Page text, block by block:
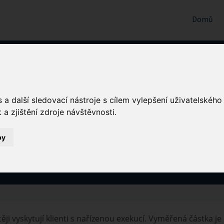
další sledovací nástroje s cílem vylepšení
zjištění zdroje návštěvnosti.
Domů
vyskytují klienti s nařízenou exekucí. Vyměřená částka je